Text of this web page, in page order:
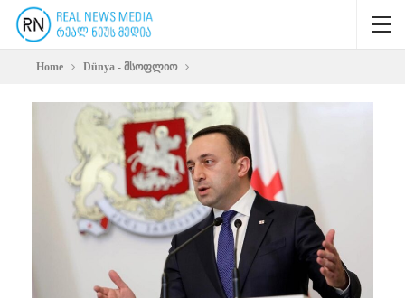
Home Dünya - მსოფლიო